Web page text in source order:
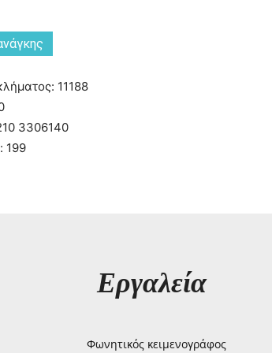
11188
3306140
199
Εργαλεία
Φωνητικός κειμενογράφος